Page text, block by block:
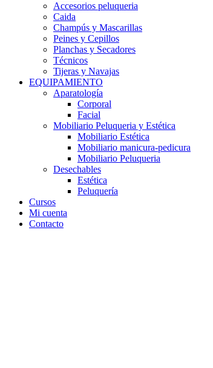
Accesorios peluqueria
Caida
Champús y Mascarillas
Peines y Cepillos
Planchas y Secadores
Técnicos
Tijeras y Navajas
EQUIPAMIENTO
Aparatología
Corporal
Facial
Mobiliario Peluqueria y Estética
Mobiliario Estética
Mobiliario manicura-pedicura
Mobiliario Peluqueria
Desechables
Estética
Peluquería
Cursos
Mi cuenta
Contacto